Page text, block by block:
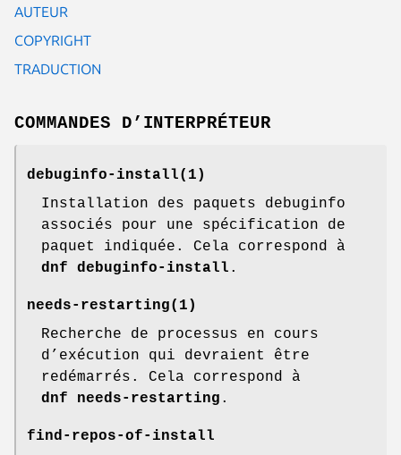
AUTEUR
COPYRIGHT
TRADUCTION
COMMANDES D’INTERPRÉTEUR
debuginfo-install(1)
Installation des paquets debuginfo
associés pour une spécification de
paquet indiquée. Cela correspond à
dnf debuginfo-install .
needs-restarting(1)
Recherche de processus en cours
d’exécution qui devraient être
redémarrés. Cela correspond à
dnf needs-restarting .
find-repos-of-install